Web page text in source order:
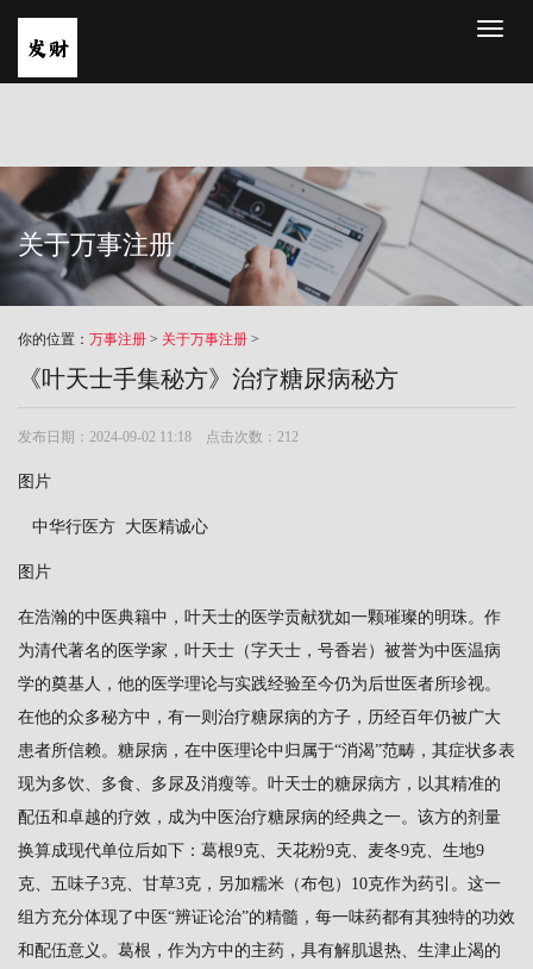
关于万事注册
你的位置： 万事注册 > 关于万事注册 >
《叶天士手集秘方》治疗糖尿病秘方
发布日期：2024-09-02 11:18 点击次数：212
图片
中华行医方 大医精诚心
图片
在浩瀚的中医典籍中，叶天士的医学贡献犹如一颗璀璨的明珠。作
为清代著名的医学家，叶天士（字天士，号香岩）被誉为中医温病
学的奠基人，他的医学理论与实践经验至今仍为后世医者所珍视。
在他的众多秘方中，有一则治疗糖尿病的方子，历经百年仍被广大
患者所信赖。糖尿病，在中医理论中归属于“消渴”范畴，其症状多表
现为多饮、多食、多尿及消瘦等。叶天士的糖尿病方，以其精准的
配伍和卓越的疗效，成为中医治疗糖尿病的经典之一。该方的剂量
换算成现代单位后如下：葛根9克、天花粉9克、麦冬9克、生地9
克、五味子3克、甘草3克，另加糯米（布包）10克作为药引。这一
组方充分体现了中医“辨证论治”的精髓，每一味药都有其独特的功效
和配伍意义。葛根，作为方中的主药，具有解肌退热、生津止渴的